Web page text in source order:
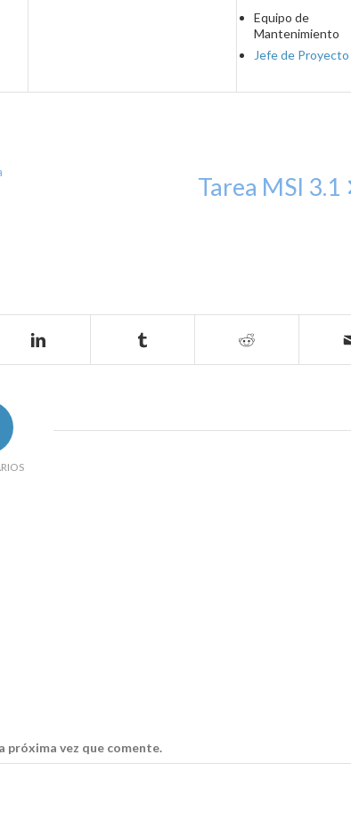
Equipo de
Mantenimiento
Jefe de Proyecto
Tarea MSI 3.1
próxima vez que comente.